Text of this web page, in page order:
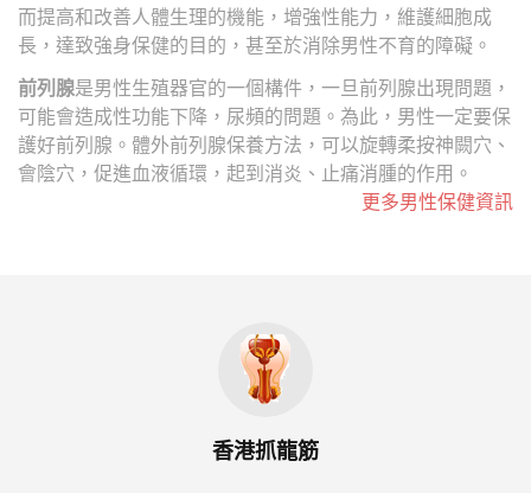
而提高和改善人體生理的機能，增強性能力，維護細胞成
長，達致強身保健的目的，甚至於消除男性不育的障礙。
前列腺是男性生殖器官的一個構件，一旦前列腺出現問題，
可能會造成性功能下降，尿頻的問題。為此，男性一定要保
護好前列腺。體外前列腺保養方法，可以旋轉柔按神闕穴、
會陰穴，促進血液循環，起到消炎、止痛消腫的作用。
更多男性保健資訊
香港抓龍筋